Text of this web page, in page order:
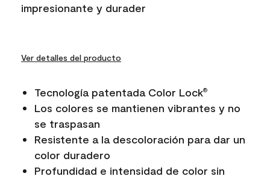
impresionante y durader
Ver detalles del producto
Tecnología patentada Color Lock®
Los colores se mantienen vibrantes y no
se traspasan
Resistente a la descoloración para dar un
color duradero
Profundidad e intensidad de color sin